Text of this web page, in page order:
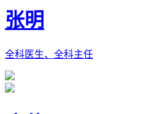
张明
全科医生、全科主任